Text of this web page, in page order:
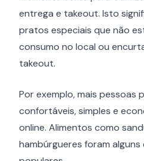
entrega e takeout. Isto
pratos especiais que não
consumo no local ou
takeout.
Por exemplo, mais pessoas
confortáveis, simples e
online. Alimentos como
hambúrgueres foram alguns